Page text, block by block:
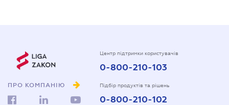
ПРО КОМПАНІЮ
Центр підтримки користувачів
0-800-210-103
Підбір продуктів та рішень
0-800-210-102